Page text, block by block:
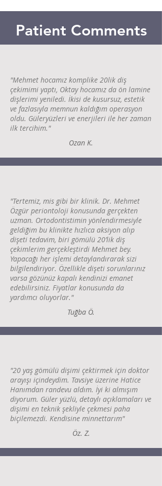
Patient Comments
"Mehmet hocamız komplike 20lik diş
çekimimi yaptı, Oktay hocamız da ön lamine
dişlerimi yeniledi. İkisi de kusursuz, estetik
ve fazlasıyla memnun kaldığım operasyon
oldu. Güleryüzleri ve enerjileri ile her zaman
ilk tercihim."
Ozan K.
"Tertemiz, mis gibi bir klinik. Dr. Mehmet
Özgür periontoloji konusunda gerçekten
uzman. Ortodontistimin yönlendirmesiyle
geldiğim bu klinikte hızlıca aksiyon alıp
dişeti tedavim, biri gömülü 20’lik diş
çekimlerim gerçekleştirdi Mehmet bey.
Yapacağı her işlemi detaylandırarak sizi
bilgilendiriyor. Özellikle dişeti sorunlarınız
varsa gözünüz kapalı kendinizi emanet
edebilirsiniz. Fiyatlar konusunda da
yardımcı oluyorlar."
Tuğba Ö.
"20 yaş gömülü dişimi çektirmek için doktor
arayışı içindeydim. Tavsiye üzerine Hatice
Hanımdan randevu aldım. İyi ki almışım
diyorum. Güler yüzlü, detaylı açıklamaları ve
dişimi en teknik şekliyle çekmesi paha
biçilemezdi. Kendisine minnettarım"
Öz. Z.